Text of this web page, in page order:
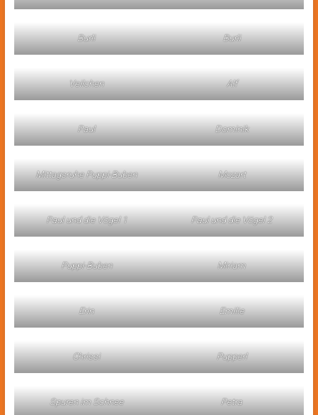
Burli Burli
Veilchen Alf
Paul Dominik
Mittagsruhe Puppi-Buben Mozart
Paul und die Vögel 1 Paul und die Vögel 2
Puppi-Buben Miriam
Erin Emilie
Chrissi Pupperl
Spuren im Schnee Petra